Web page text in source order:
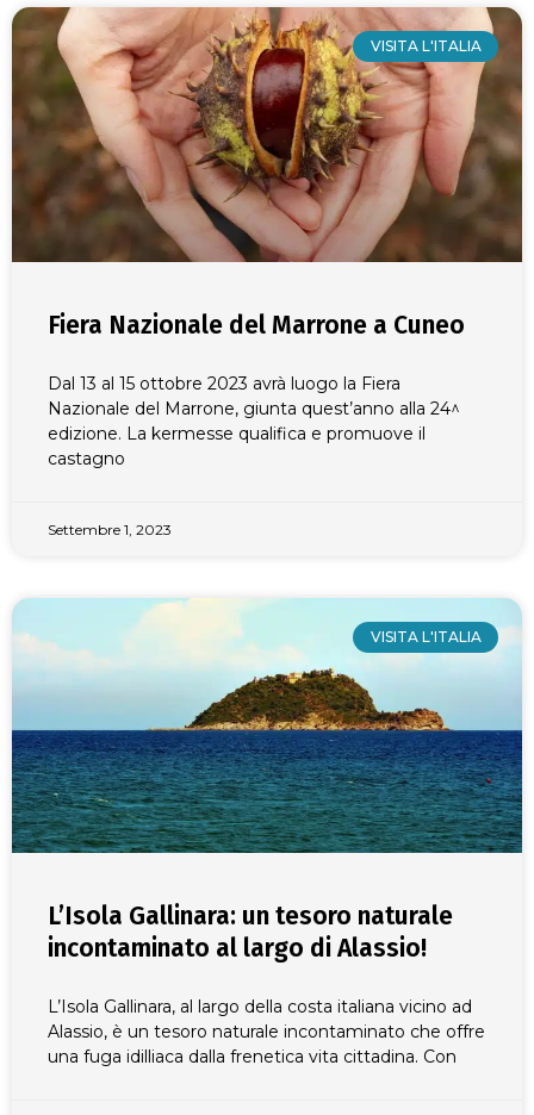
VISITA L'ITALIA
Fiera Nazionale del Marrone a Cuneo
Dal 13 al 15 ottobre 2023 avrà luogo la Fiera
Nazionale del Marrone, giunta quest’anno alla 24^
edizione. La kermesse qualifica e promuove il
castagno
Settembre 1, 2023
VISITA L'ITALIA
L’Isola Gallinara: un tesoro naturale
incontaminato al largo di Alassio!
L’Isola Gallinara, al largo della costa italiana vicino ad
Alassio, è un tesoro naturale incontaminato che offre
una fuga idilliaca dalla frenetica vita cittadina. Con